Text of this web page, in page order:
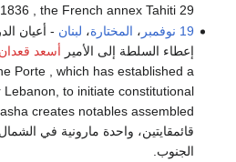
, the French annex Tahiti 29 .
19 نوفمبر
، المختارة، لبنان - أعيان
إعطاء السلطة إلى الأمير أسعد
Porte , which has established a
to initiate constitutional
قائمقايتين، واحدة مارونية في
الجنوب.